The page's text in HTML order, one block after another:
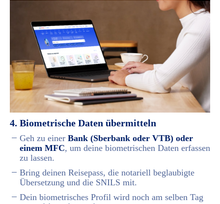
4. Biometrische Daten übermitteln
Geh zu einer Bank (Sberbank oder VTB) oder
einem MFC, um deine biometrischen Daten erfassen
zu lassen.
Bring deinen Reisepass, die notariell beglaubigte
Übersetzung und die SNILS mit.
Dein biometrisches Profil wird noch am selben Tag